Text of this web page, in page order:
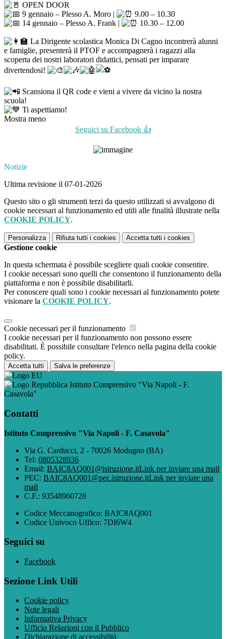
OPEN DOOR
9 gennaio – Plesso A. Moro |
9.00 – 10.30
14 gennaio – Plesso A. Frank |
10.30 – 12.00
La Dirigente scolastica Monica Di Cagno incontrerà alunni
e famiglie, presenterà il PTOF e accompagnerà i ragazzi alla
scoperta dei nostri laboratori didattici, pensati per imparare
divertendosi!
Scansiona il QR code e vieni a vivere da vicino la nostra
scuola!
Ti aspettiamo!
Mostra meno
Seguici su Facebook 👍
Notizie
Ultima revisione il 07-01-2026
Questo sito o gli strumenti terzi da questo utilizzati si avvalgono di
cookie necessari al funzionamento ed utili alle finalità illustrate nella
COOKIE POLICY.
Personalizza Rifiuta tutti i cookies Accetta tutti i cookies
Gestione cookie
In questa schermata è possibile scegliere quali cookie consentire.
I cookie necessari sono quelli che consentono il funzionamento della
piattaforma e non è possibile disabilitarli.
Per conoscere quali sono i cookie necessari al funzionamento potete
visionare la COOKIE POLICY.
Cookie necessari per il funzionamento
I cookie necessari per il funzionamento non possono essere
disabilitati. È possibile consultare l'elenco nella pagina della cookie
policy.
Accetta tutti Salva le preferenze
Istituto Comprensivo "Via Napoli - F.
Casavola"
Contatti
Istituto Comprensivo "Via Napoli - F. Casavola"
Via G. Carducci, 2 - 70026 Modugno (BA)
Tel: 0805328936
Email: BAIC8AQ001@istruzione.itLink per inviare una mail
PEC: BAIC8AQ001@pec.istruzione.itLink per inviare una
mail
C.F.: 93548960728
Codice Meccanografico: BAIC8AQ001
Codice Univoco Uffico: 7DI6W4
Seguici su
Facebook
Sezione Link Utili
Cookie policy
Note legali
Informativa Privacy
Ufficio Relazioni con il Pubblico
Dichiarazione di accessibilità